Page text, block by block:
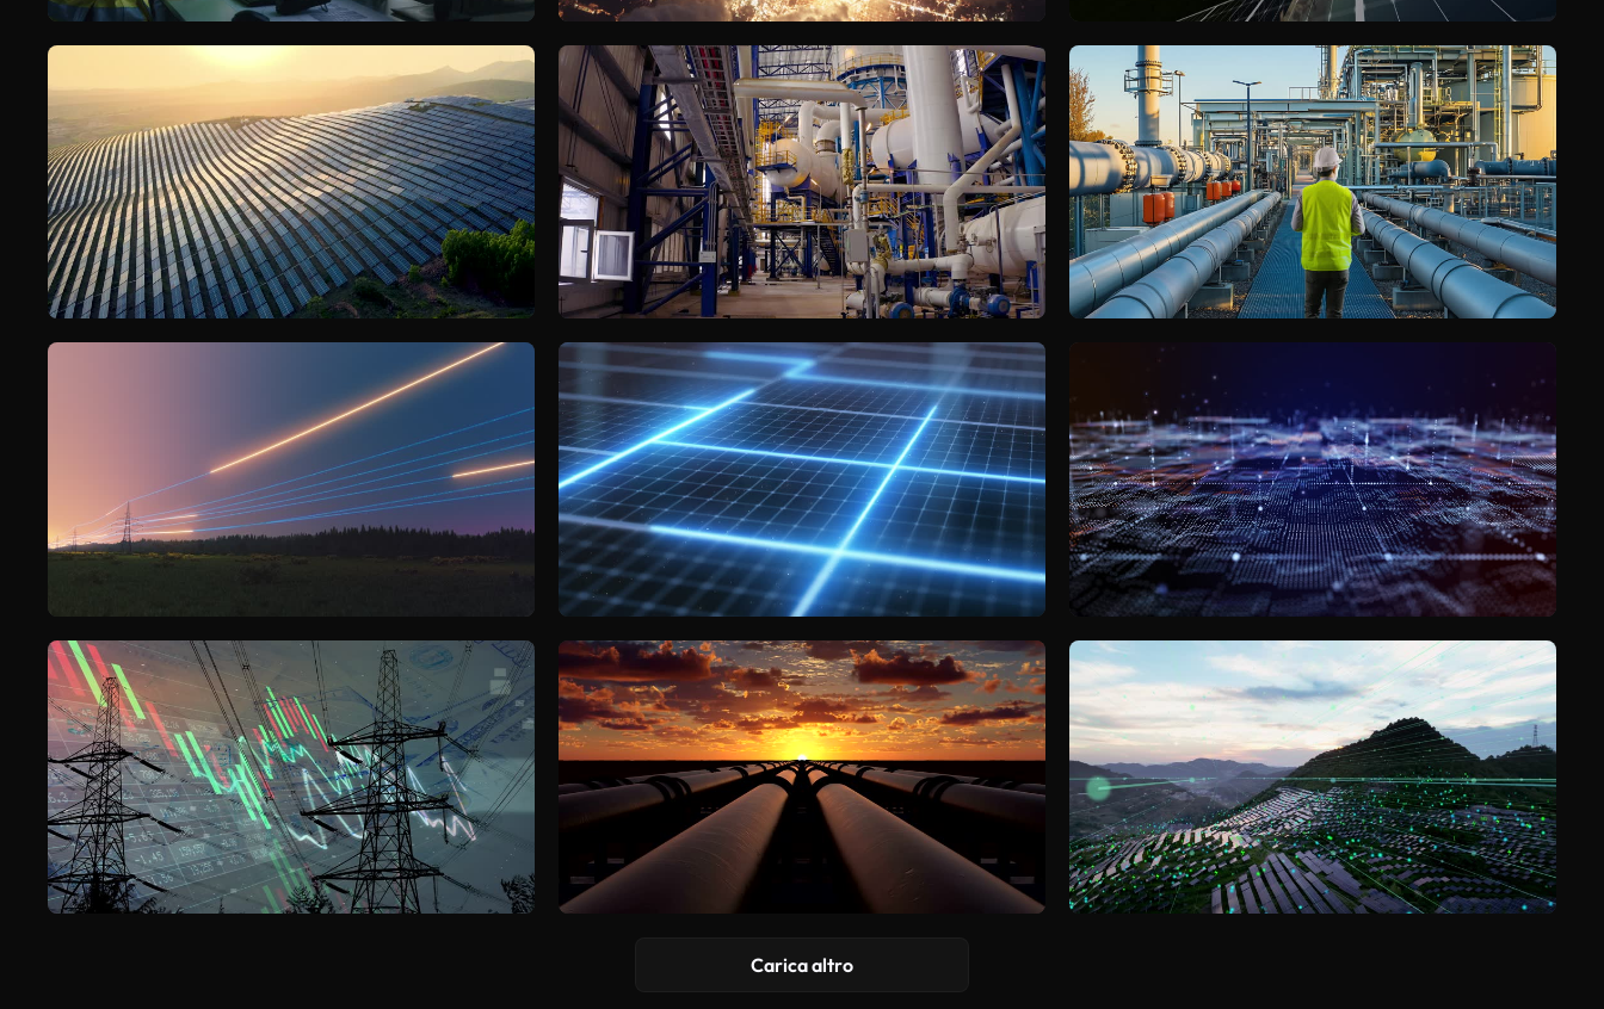
Carica altro